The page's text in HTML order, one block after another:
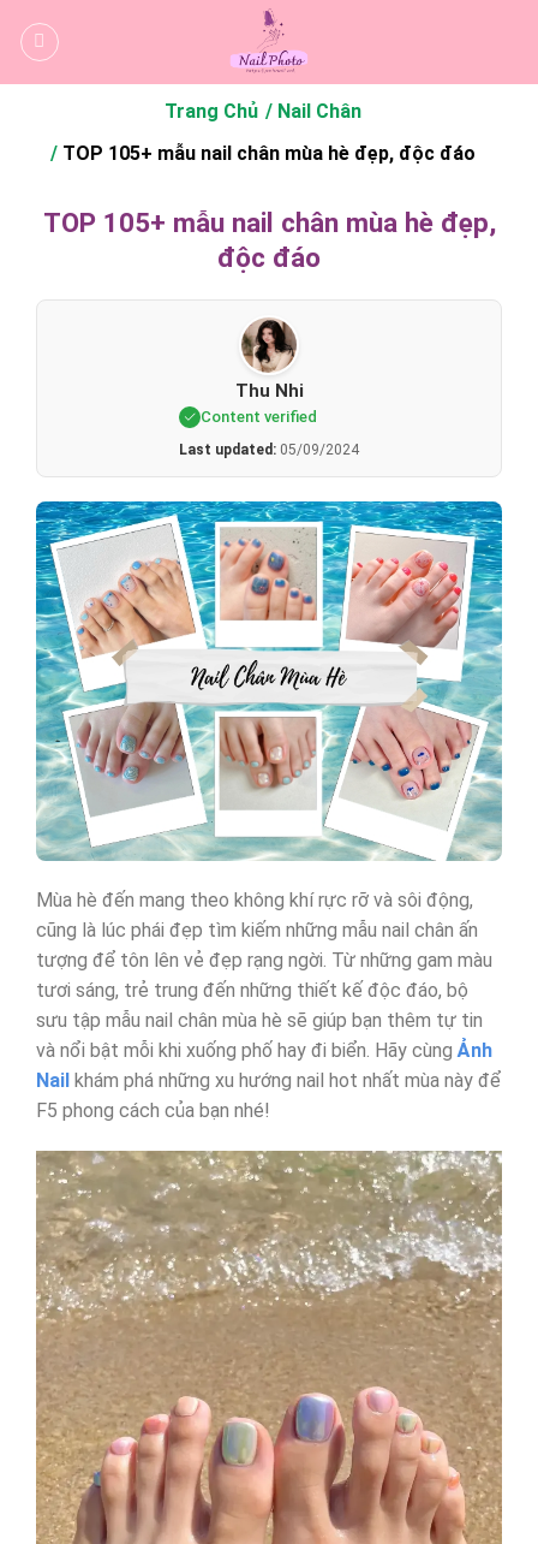
qua
Trang Chủ
Nail Chân
TOP 105+ mẫu nail chân mùa hè đẹp, độc đáo
TOP 105+ mẫu nail chân mùa hè đẹp,
độc đáo
Thu Nhi
Content verified
Last updated: 05/09/2024
Mùa hè đến mang theo không khí rực rỡ và sôi động,
cũng là lúc phái đẹp tìm kiếm những mẫu nail chân ấn
tượng để tôn lên vẻ đẹp rạng ngời. Từ những gam màu
tươi sáng, trẻ trung đến những thiết kế độc đáo, bộ
sưu tập mẫu nail chân mùa hè sẽ giúp bạn thêm tự tin
và nổi bật mỗi khi xuống phố hay đi biển. Hãy cùngẢnh
Nailkhám phá những xu hướng nail hot nhất mùa này để
F5 phong cách của bạn nhé!